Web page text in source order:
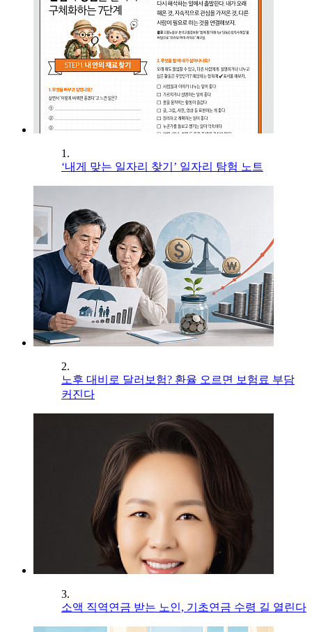
1.
‘내게 맞는 일자리 찾기’ 일자리 탐험 노트
2.
노후 대비로 달러보험? 환율 오르면 보험료 부담
커진다
3.
소액 직역연금 받는 노인, 기초연금 수령 길 열린다